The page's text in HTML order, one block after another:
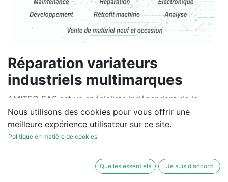
Réparation variateurs
industriels multimarques
AMITEC SAS est un spécialiste indépendant de la
réparation de variateurs industriels multimarques.
Nous intervenons sur les variateurs, servovariateurs et
motoréducteurs de toutes marques : SEW, Danfoss,
ABB, B&R, Beckhoff, Vacon et bien d’autres. Grâce à
notre atelier équipé et à nos bancs de test, nous
Nous utilisons des cookies pour vous offrir une
meilleure expérience utilisateur sur ce site.
Politique en matière de cookies
Que les essentiels Je suis d'accord